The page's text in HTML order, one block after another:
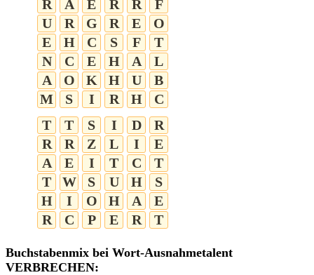
R
A E R R
F
U
R G R E
O
E
H C S F
T
N
C E H A
L
A
O K H U
B
M
S I R H
C
T
T S I D
R
R
R Z L I
E
A
E I T C
T
T
W S U H
S
H
I O H A
E
R
C P E R T
Buchstabenmix bei Wort-Ausnahmetalent
VERBRECHEN: